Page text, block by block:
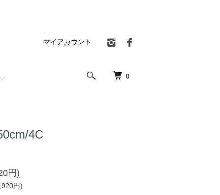
0
マイアカウント
4C
円)
円)